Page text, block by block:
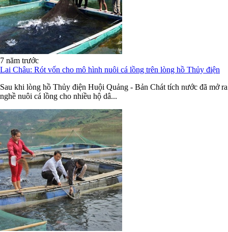
7 năm trước
Lai Châu: Rót vốn cho mô hình nuôi cá lồng trên lòng hồ Thủy điện
Sau khi lòng hồ Thủy điện Huội Quảng - Bản Chát tích nước đã mở ra
nghề nuôi cá lồng cho nhiều hộ dâ...